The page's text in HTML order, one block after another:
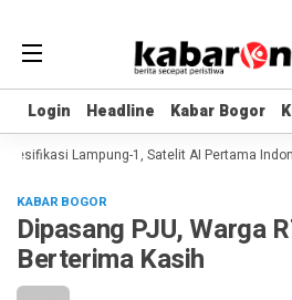
Login Headline Kabar Bogor
Login Headline Kabar Bogor
Lampung-1, Satelit AI Pertama
KABAR BOGOR
Dipasang PJU, Warga
Berterima Kasih